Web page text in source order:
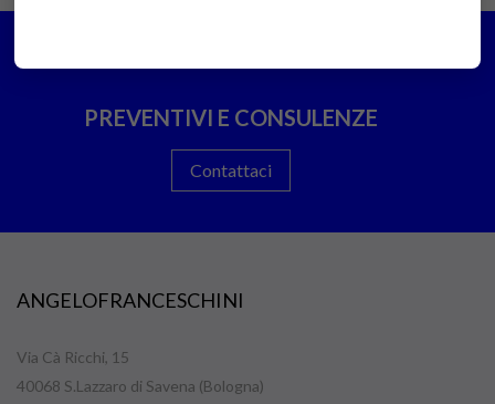
PREVENTIVI E CONSULENZE
Contattaci
ANGELOFRANCESCHINI
Via Cà Ricchi, 15
40068 S.Lazzaro di Savena (Bologna)